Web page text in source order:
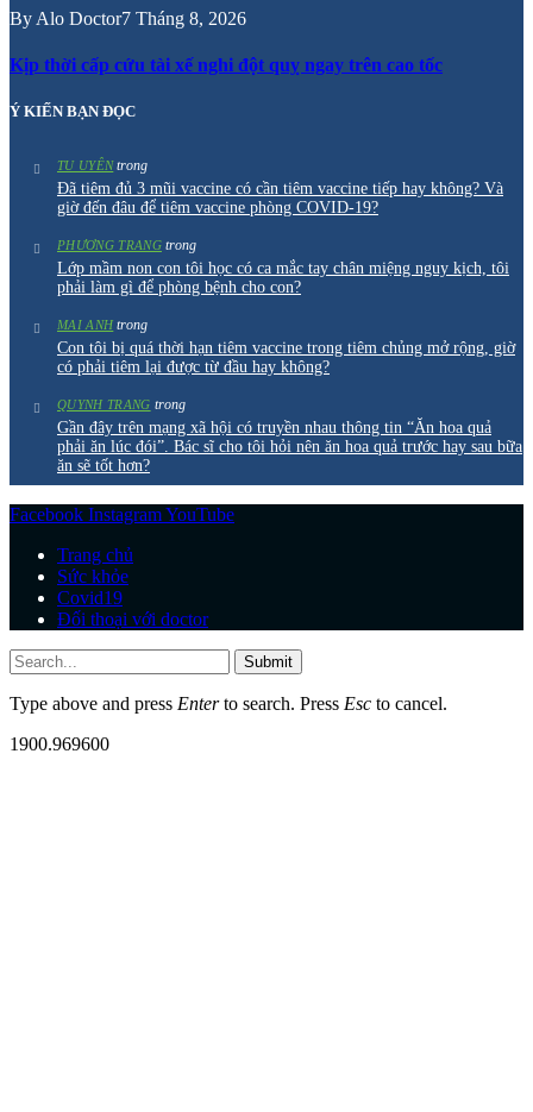
By Alo Doctor7 Tháng 8, 2026
Kịp thời cấp cứu tài xế nghi đột quỵ ngay trên cao tốc
Ý KIẾN BẠN ĐỌC
TU UYÊNtrong
Đã tiêm đủ 3 mũi vaccine có cần tiêm vaccine tiếp hay không? Và
giờ đến đâu để tiêm vaccine phòng COVID-19?
PHƯƠNG TRANGtrong
Lớp mầm non con tôi học có ca mắc tay chân miệng nguy kịch, tôi
phải làm gì để phòng bệnh cho con?
MAI ANH trong
Con tôi bị quá thời hạn tiêm vaccine trong tiêm chủng mở rộng, giờ
có phải tiêm lại được từ đầu hay không?
QUYNH TRANG trong
Gần đây trên mạng xã hội có truyền nhau thông tin “Ăn hoa quả
phải ăn lúc đói”. Bác sĩ cho tôi hỏi nên ăn hoa quả trước hay sau bữa
ăn sẽ tốt hơn?
Facebook InstagramYouTube
Trang chủ
Sức khỏe
Covid19
Đối thoại với doctor
Submit
Type above and press Enterto search. Press Esc to cancel.
1900.969600